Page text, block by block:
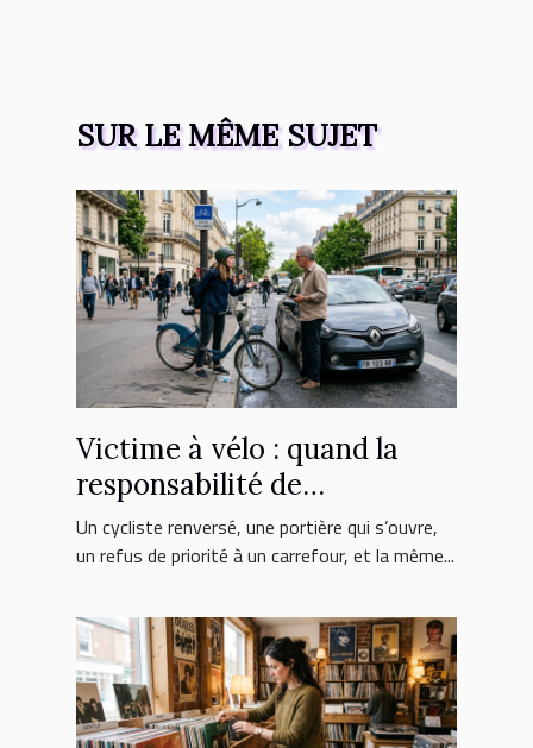
SUR LE MÊME SUJET
Victime à vélo : quand la
responsabilité de
l’automobiliste est engagée
Un cycliste renversé, une portière qui s’ouvre,
un refus de priorité à un carrefour, et la même...